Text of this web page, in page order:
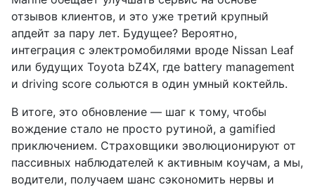
отзывов клиентов, и это уже третий крупный
апдейт за пару лет. Будущее? Вероятно,
интеграция с электромобилями вроде Nissan Leaf
или будущих Toyota bZ4X, где battery management
и driving score сольются в один умный коктейль.
В итоге, это обновление — шаг к тому, чтобы
вождение стало не просто рутиной, а gamified
приключением. Страховщики эволюционируют от
пассивных наблюдателей к активным коучам, а мы,
водители, получаем шанс сэкономить нервы и